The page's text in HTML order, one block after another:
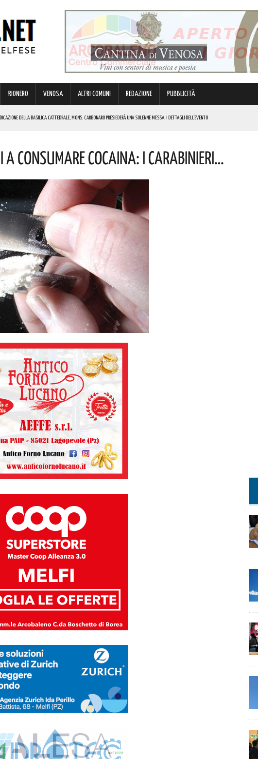
RIONERO VENOSA ALTRI COMUNI REDAZIONE PUBBLICITÀ
DELLA BASILICA CATTEDRALE, MONS. CARBONARO PRESIEDERÀ UNA SOLENNE MESSA. I DETTAGLI DELL’EVENTO
I CONCERTI DEI DIK DIK E DI GABBANI PER IL GRAN FINALE! I DETTAGLI
CINQUE NON È IN REGOLA: “IL PROBLEMA RIGUARDA L’INTERO TERRITORIO NAZIONALE”! I DETTAGLI
A CONSUMARE COCAINA: I CARABINIERI…